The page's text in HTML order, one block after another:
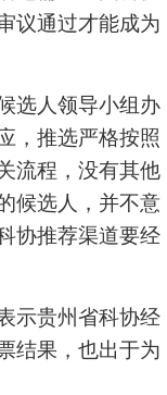
议通过才能成为
人领导小组办
，推选严格按照
流程，没有其他
候选人，并不意
协推荐渠道要经
贵州省科协经
结果，也出于为